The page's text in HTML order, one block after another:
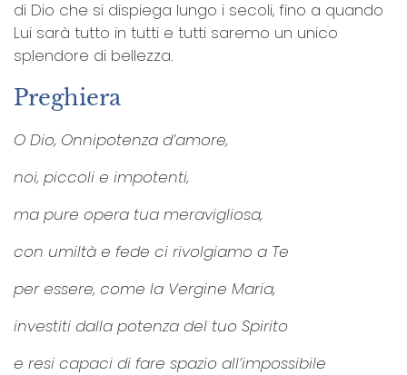
di Dio che si dispiega lungo i secoli, fino a quando
Lui sarà tutto in tutti e tutti saremo un unico
splendore di bellezza.
Preghiera
O Dio, Onnipotenza d’amore,
noi, piccoli e impotenti,
ma pure opera tua meravigliosa,
con umiltà e fede ci rivolgiamo a Te
per essere, come la Vergine Maria,
investiti dalla potenza del tuo Spirito
e resi capaci di fare spazio all’impossibile